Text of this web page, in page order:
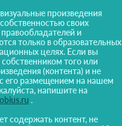
произведения
своих
и
только в образовательных
целях. Если вы
собственником того или
(контента) и не
его размещением на нашем
напишите на
.
содержать контент, не